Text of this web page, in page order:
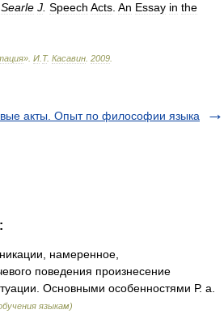
Searle J Speech Acts An Essay in the
» И Т. Касавин 2009
акты. Опыт по философии языка
намеренное,
поведения произнесение
Основными особенностями Р. а.
языкам)